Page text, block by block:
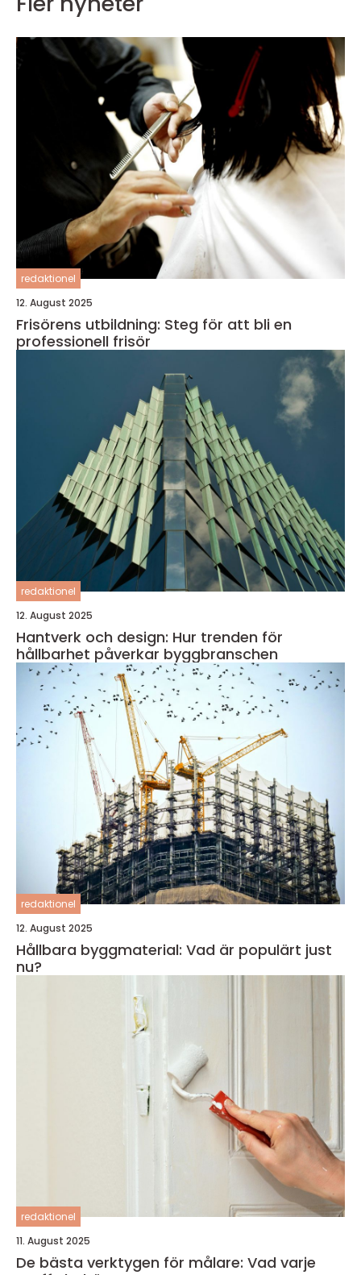
redaktionel
12. August 2025
Frisörens utbildning: Steg för att bli en
professionell frisör
redaktionel
12. August 2025
Hantverk och design: Hur trenden för
hållbarhet påverkar byggbranschen
redaktionel
12. August 2025
Hållbara byggmaterial: Vad är populärt just
nu?
redaktionel
11. August 2025
De bästa verktygen för målare: Vad varje